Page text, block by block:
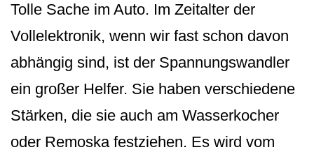
Tolle Sache im Auto. Im Zeitalter der
Vollelektronik, wenn wir fast schon davon
abhängig sind, ist der Spannungswandler
ein großer Helfer. Sie haben verschiedene
Stärken, die sie auch am Wasserkocher
oder Remoska festziehen. Es wird vom